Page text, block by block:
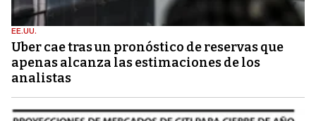
EE.UU.
Uber cae tras un pronóstico de reservas que
apenas alcanza las estimaciones de los
analistas